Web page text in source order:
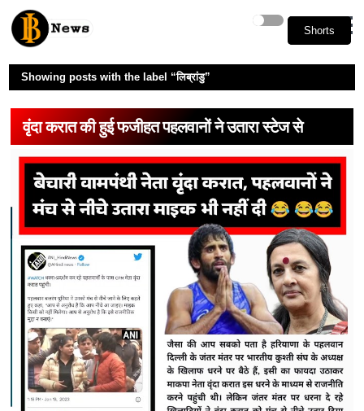
Shorts
Shorts
Showing posts with the label लिब्रांडु
वृंदा करात की हुई फजीहत पहलवानों ने उतारा स्टेज से